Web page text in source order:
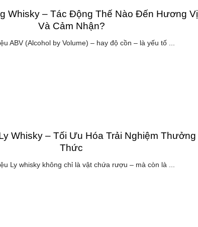
Whisky – Tác Động Thế Nào Đến Hương Vị
Và Cảm Nhận?
ABV (Alcohol by Volume) – hay độ cồn – là yếu tố ...
Whisky – Tối Ưu Hóa Trải Nghiệm Thưởng
Thức
Ly whisky không chỉ là vật chứa rượu – mà còn là ...